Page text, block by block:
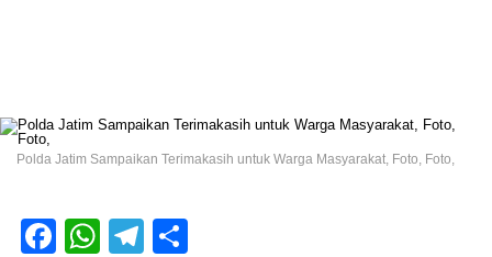
Polda Jatim Sampaikan Terimakasih untuk Warga Masyarakat, Foto, Foto,
Facebook
WhatsApp
Telegram